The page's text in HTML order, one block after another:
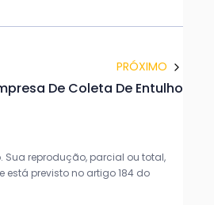
PRÓXIMO
De Coleta De Entulho
Sua reprodução, parcial ou total,
previsto no artigo 184 do